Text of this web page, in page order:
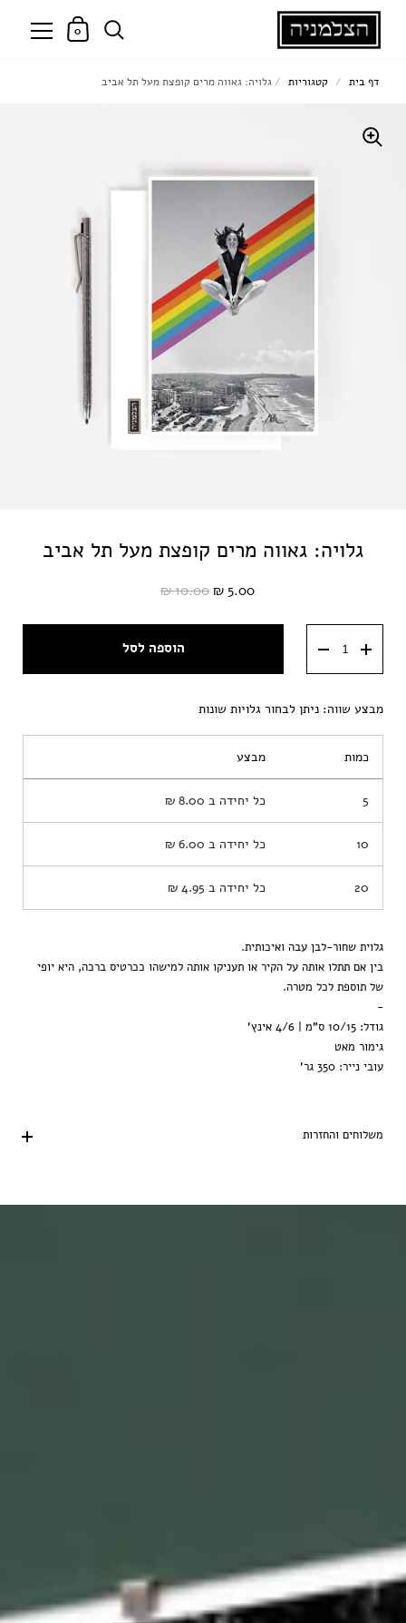
0
גלויה: גאווה מרים קופצת מעל תל אביב
5.00 ₪
10.00 ₪
הוספה לסל
מבצע שווה: ניתן לבחור גלויות שונות
כמות מבצע
5 כל יחידה ב 8.00 ₪
10 כל יחידה ב 6.00 ₪
20 כל יחידה ב 4.95 ₪
גלוית שחור-לבן עבה ואיכותית.
בין אם תתלו אותה על הקיר או תעניקו אותה למישהו ככרטיס ברכה, היא יופי
של תוספת לכל מטרה.
-
גודל: 10/15 ס"מ | 4/6 אינץ'
גימור מאט
עובי נייר: 350 גר'
משלוחים והחזרות
דף בית / קטגוריות / גלויה: גאווה מרים קופצת מעל תל אביב